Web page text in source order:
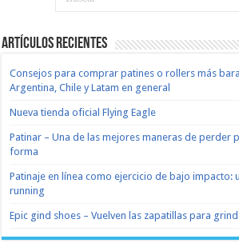
Artículos recientes
Consejos para comprar patines o rollers más
Argentina, Chile y Latam en general
Nueva tienda oficial Flying Eagle
Patinar – Una de las mejores maneras de perder
forma
Patinaje en línea como ejercicio de bajo impacto:
running
Epic gind shoes – Vuelven las zapatillas para